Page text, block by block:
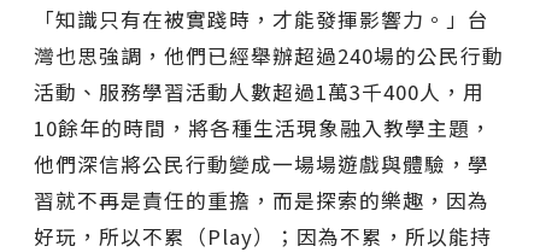
「知識只有在被實踐時，才能發揮影響力。」台
灣也思強調，他們已經舉辦超過240場的公民行動
活動、服務學習活動人數超過1萬3千400人，用
10餘年的時間，將各種生活現象融入教學主題，
他們深信將公民行動變成一場場遊戲與體驗，學
習就不再是責任的重擔，而是探索的樂趣，因為
好玩，所以不累（Play）；因為不累，所以能持